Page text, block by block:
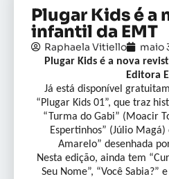
Plugar Kids é a
infantil da EMT
Raphaela Vitiello maio
Plugar Kids é a nova
Editora
Já está disponível
“Plugar Kids 01”, que traz
“Turma do Gabi” (Moacir
Espertinhos” (Júlio
Amarelo” desenhada
Nesta edição, ainda tem
Seu Nome”, “Você Sabia?”